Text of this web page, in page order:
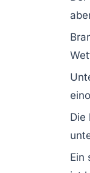
Die
Ein